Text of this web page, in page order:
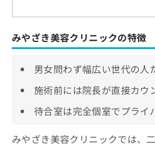
みやざき美容クリニックの特徴
男女問わず幅広い世代の人
施術前には院長が直接カウ
待合室は完全個室でプライ
みやざき美容クリニックでは、